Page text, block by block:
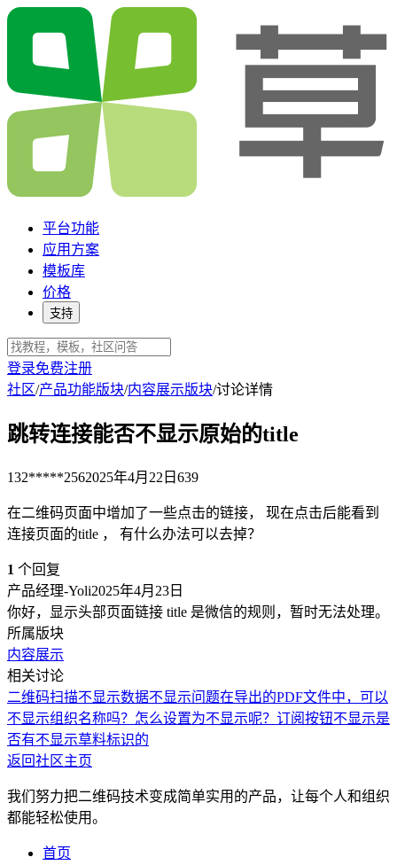
平台功能
应用方案
模板库
价格
支持
登录免费注册
社区/产品功能版块/内容展示版块/讨论详情
跳转连接能否不显示原始的title
132*****2562025年4月22日 639
在二维码页面中增加了一些点击的链接， 现在点击后能看到
连接页面的title ， 有什么办法可以去掉？
1 个回复
产品经理-Yoli2025年4月23日
你好，显示头部页面链接 title 是微信的规则，暂时无法处理。
所属版块
内容展示
相关讨论
二维码扫描不显示数据不显示问题在导出的PDF文件中，可以
不显示组织名称吗？怎么设置为不显示呢？ 订阅按钮不显示是
否有不显示草料标识的
返回社区主页
我们努力把二维码技术变成简单实用的产品，让每个人和组织
都能轻松使用。
首页